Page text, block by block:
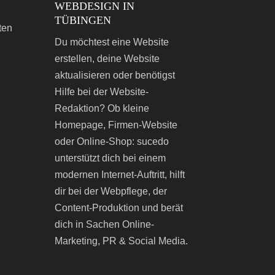
WEBDESIGN IN
TÜBINGEN
Du möchtest eine Website
erstellen, deine Website
aktualisieren oder benötigst
Hilfe bei der Website-
Redaktion? Ob kleine
Homepage, Firmen-Website
oder Online-Shop: sucedo
unterstützt dich bei einem
modernen Internet-Auftritt, hilft
dir bei der Webpflege, der
Content-Produktion und berät
dich in Sachen Online-
Marketing, PR & Social Media.